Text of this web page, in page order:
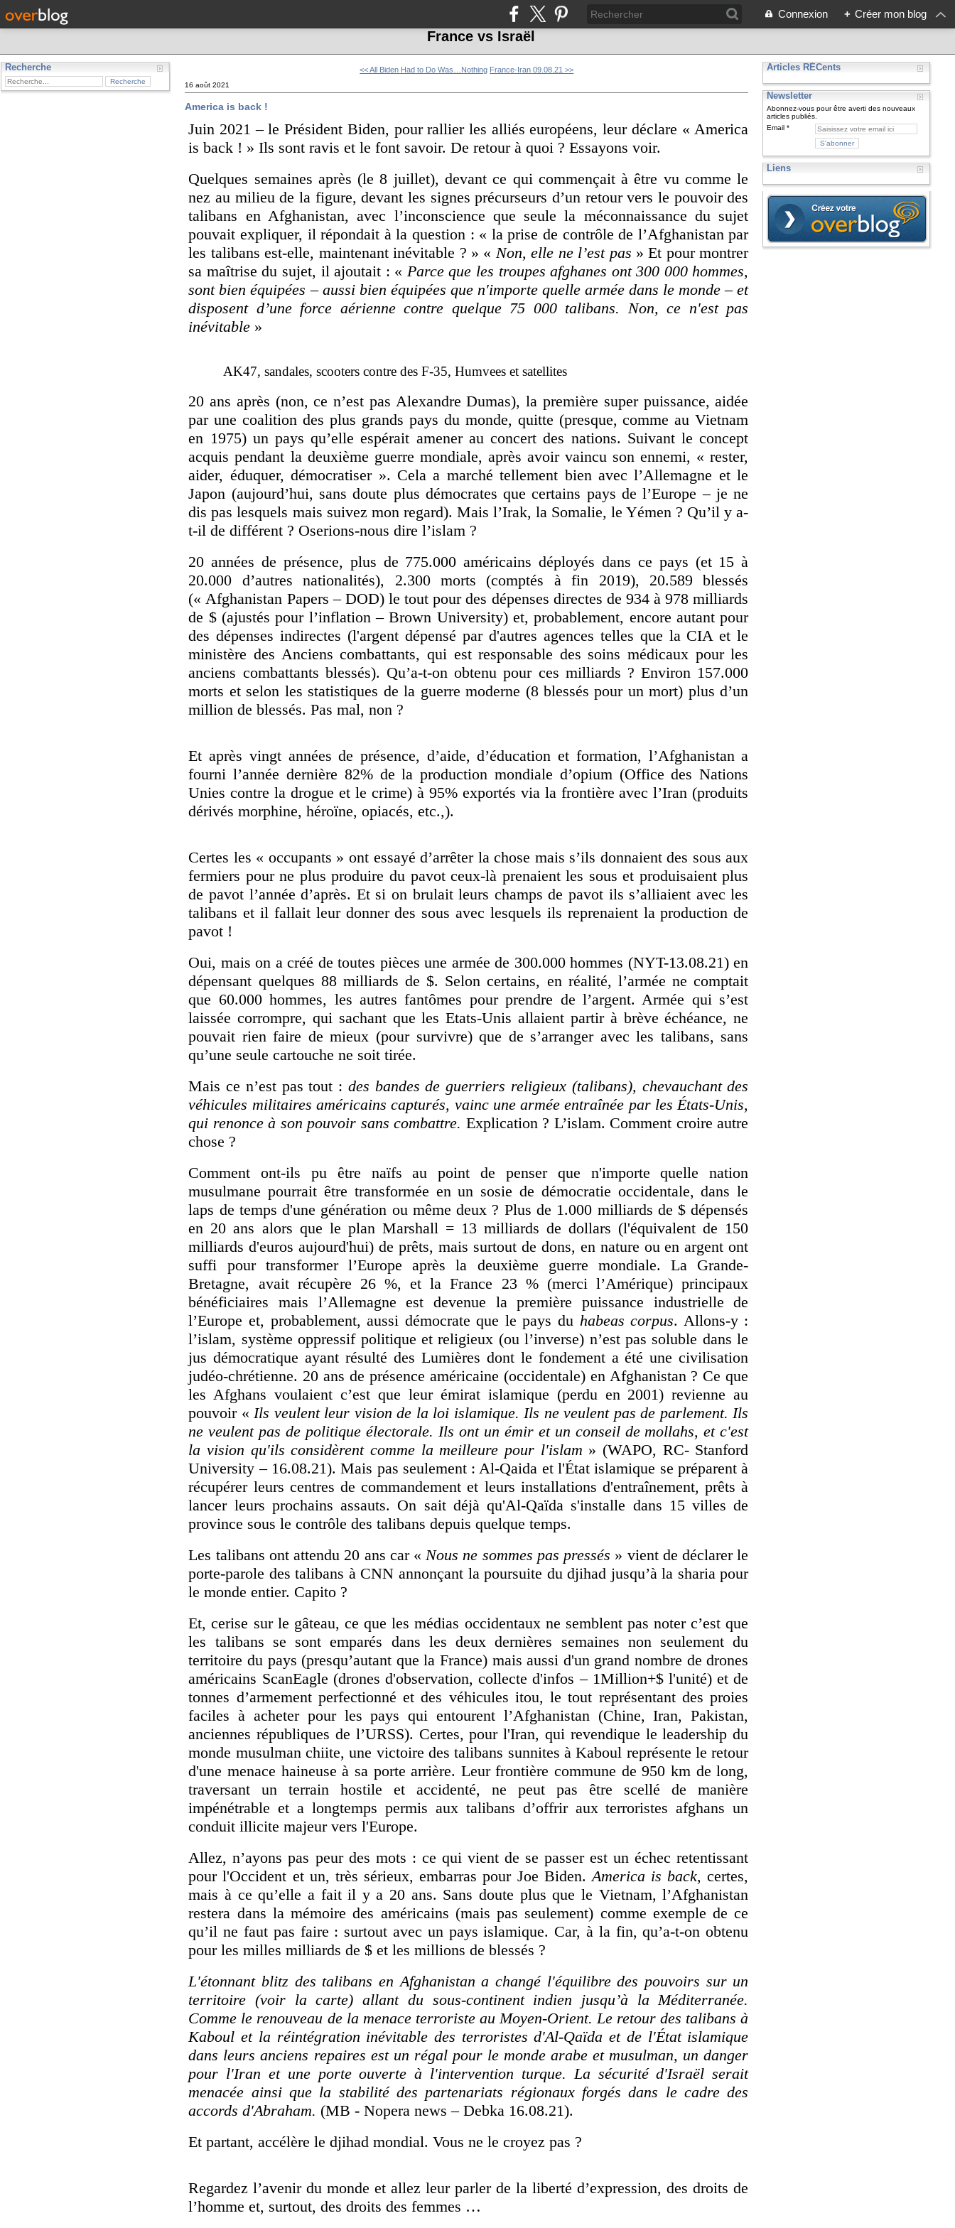
Connexion + Créer mon blog
France vs Israël
Recherche << All Biden Had to Do Was…Nothing France-Iran 09.08.21 >>
16 août 2021
America is back !
Juin 2021 – le Président Biden, pour rallier les alliés européens, leur déclare « America
is back ! » Ils sont ravis et le font savoir. De retour à quoi ? Essayons voir.
Quelques semaines après (le 8 juillet), devant ce qui commençait à être vu comme le
nez au milieu de la figure, devant les signes précurseurs d’un retour vers le pouvoir des
talibans en Afghanistan, avec l’inconscience que seule la méconnaissance du sujet
pouvait expliquer, il répondait à la question : « la prise de contrôle de l’Afghanistan par
les talibans est-elle, maintenant inévitable ? » « Non, elle ne l’est pas » Et pour montrer
sa maîtrise du sujet, il ajoutait : « Parce que les troupes afghanes ont 300 000 hommes,
sont bien équipées – aussi bien équipées que n'importe quelle armée dans le monde – et
disposent d’une force aérienne contre quelque 75 000 talibans.
Non, ce n'est pas
inévitable »
AK47, sandales, scooters contre des F-35, Humvees et satellites
20 ans après (non, ce n’est pas Alexandre Dumas), la première super puissance, aidée
par une coalition des plus grands pays du monde, quitte (presque, comme au Vietnam
en 1975) un pays qu’elle espérait amener au concert des nations. Suivant le concept
acquis pendant la deuxième guerre mondiale, après avoir vaincu son ennemi, « rester,
aider, éduquer, démocratiser ». Cela a marché tellement bien avec l’Allemagne et le
Japon (aujourd’hui, sans doute plus démocrates que certains pays de l’Europe – je ne
dis pas lesquels mais suivez mon regard). Mais l’Irak, la Somalie, le Yémen ? Qu’il y a-
t-il de différent ? Oserions-nous dire l’islam ?
20 années de présence, plus de 775.000 américains déployés dans ce pays (et 15 à
20.000 d’autres nationalités), 2.300 morts (comptés à fin 2019), 20.589 blessés
(« Afghanistan Papers – DOD) le tout pour des dépenses directes de 934 à 978 milliards
de $ (ajustés pour l’inflation – Brown University) et, probablement, encore autant pour
des dépenses indirectes (l'argent dépensé par d'autres agences telles que la CIA et le
ministère des Anciens combattants, qui est responsable des soins médicaux pour les
anciens combattants blessés). Qu’a-t-on obtenu pour ces milliards ? Environ 157.000
morts et selon les statistiques de la guerre moderne (8 blessés pour un mort) plus d’un
million de blessés. Pas mal, non ?
Et après vingt années de présence, d’aide, d’éducation et formation, l’Afghanistan a
fourni l’année dernière 82% de la production mondiale d’opium (Office des Nations
Unies contre la drogue et le crime) à 95% exportés via la frontière avec l’Iran (produits
dérivés morphine, héroïne, opiacés, etc.,).
Certes les « occupants » ont essayé d’arrêter la chose mais s’ils donnaient des sous aux
fermiers pour ne plus produire du pavot ceux-là prenaient les sous et produisaient plus
de pavot l’année d’après. Et si on brulait leurs champs de pavot ils s’alliaient avec les
talibans et il fallait leur donner des sous avec lesquels ils reprenaient la production de
pavot !
Oui, mais on a créé de toutes pièces une armée de 300.000 hommes (NYT-13.08.21) en
dépensant quelques 88 milliards de $. Selon certains, en réalité, l’armée ne comptait
que 60.000 hommes, les autres fantômes pour prendre de l’argent. Armée qui s’est
laissée corrompre, qui sachant que les Etats-Unis allaient partir à brève échéance, ne
pouvait rien faire de mieux (pour survivre) que de s’arranger avec les talibans, sans
qu’une seule cartouche ne soit tirée.
Mais ce n’est pas tout : des bandes de guerriers religieux (talibans), chevauchant des
véhicules militaires américains capturés, vainc une armée entraînée par les États-Unis,
qui renonce à son pouvoir sans combattre. Explication ? L’islam. Comment croire autre
chose ?
Comment ont-ils pu être naïfs au point de penser que n'importe quelle nation
musulmane pourrait être transformée en un sosie de démocratie occidentale, dans le
laps de temps d'une génération ou même deux ? Plus de 1.000 milliards de $ dépensés
en 20 ans alors que le plan Marshall = 13 milliards de dollars (l'équivalent de 150
milliards d'euros aujourd'hui) de prêts, mais surtout de dons, en nature ou en argent ont
suffi pour transformer l’Europe après la deuxième guerre mondiale. La Grande-
Bretagne, avait récupère 26 %, et la France 23 % (merci l’Amérique) principaux
bénéficiaires mais l’Allemagne est devenue la première puissance industrielle de
l’Europe et, probablement, aussi démocrate que le pays du habeas corpus. Allons-y :
l’islam, système oppressif politique et religieux (ou l’inverse) n’est pas soluble dans le
jus démocratique ayant résulté des Lumières dont le fondement a été une civilisation
judéo-chrétienne. 20 ans de présence américaine (occidentale) en Afghanistan ? Ce que
les Afghans voulaient c’est que leur émirat islamique (perdu en 2001) revienne au
pouvoir « Ils veulent leur vision de la loi islamique. Ils ne veulent pas de parlement. Ils
ne veulent pas de politique électorale. Ils ont un émir et un conseil de mollahs, et c'est
la vision qu'ils considèrent comme la meilleure pour l'islam » (WAPO, RC- Stanford
University – 16.08.21). Mais pas seulement : Al-Qaida et l'État islamique se préparent à
récupérer leurs centres de commandement et leurs installations d'entraînement, prêts à
lancer leurs prochains assauts. On sait déjà qu'Al-Qaïda s'installe dans 15 villes de
province sous le contrôle des talibans depuis quelque temps.
Les talibans ont attendu 20 ans car « Nous ne sommes pas pressés » vient de déclarer le
porte-parole des talibans à CNN annonçant la poursuite du djihad jusqu’à la sharia pour
le monde entier. Capito ?
Et, cerise sur le gâteau, ce que les médias occidentaux ne semblent pas noter c’est que
les talibans se sont emparés dans les deux dernières semaines non seulement du
territoire du pays (presqu’autant que la France) mais aussi d'un grand nombre de drones
américains ScanEagle (drones d'observation, collecte d'infos – 1Million+$ l'unité) et de
tonnes d’armement perfectionné et des véhicules itou, le tout représentant des proies
faciles à acheter pour les pays qui entourent l’Afghanistan (Chine, Iran, Pakistan,
anciennes républiques de l’URSS). Certes, pour l'Iran, qui revendique le leadership du
monde musulman chiite, une victoire des talibans sunnites à Kaboul représente le retour
d'une menace haineuse à sa porte arrière. Leur frontière commune de 950 km de long,
traversant un terrain hostile et accidenté, ne peut pas être scellé de manière
impénétrable et a longtemps permis aux talibans d’offrir aux terroristes afghans un
conduit illicite majeur vers l'Europe.
Allez, n’ayons pas peur des mots : ce qui vient de se passer est un échec retentissant
pour l'Occident et un, très sérieux, embarras pour Joe Biden. America is back, certes,
mais à ce qu’elle a fait il y a 20 ans. Sans doute plus que le Vietnam, l’Afghanistan
restera dans la mémoire des américains (mais pas seulement) comme exemple de ce
qu’il ne faut pas faire : surtout avec un pays islamique. Car, à la fin, qu’a-t-on obtenu
pour les milles milliards de $ et les millions de blessés ?
L'étonnant blitz des talibans en Afghanistan a changé l'équilibre des pouvoirs sur un
territoire (voir la carte) allant du sous-continent indien jusqu’à la Méditerranée.
Comme le renouveau de la menace terroriste au Moyen-Orient. Le retour des talibans à
Kaboul et la réintégration inévitable des terroristes d'Al-Qaïda et de l'État islamique
dans leurs anciens repaires est un régal pour le monde arabe et musulman, un danger
pour l'Iran et une porte ouverte à l'intervention turque. La sécurité d'Israël serait
menacée ainsi que la stabilité des partenariats régionaux forgés dans le cadre des
accords d'Abraham. (MB - Nopera news – Debka 16.08.21).
Et partant, accélère le djihad mondial. Vous ne le croyez pas ?
Regardez l’avenir du monde et allez leur parler de la liberté d’expression, des droits de
l’homme et, surtout, des droits des femmes …
Articles RÉCents
Newsletter
Abonnez-vous pour être averti des nouveaux
articles publiés.
Email
Liens